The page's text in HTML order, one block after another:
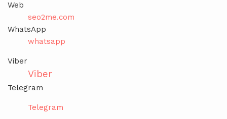
Web
seo2me.com
WhatsApp
whatsapp
Viber
Viber
Telegram
Telegram